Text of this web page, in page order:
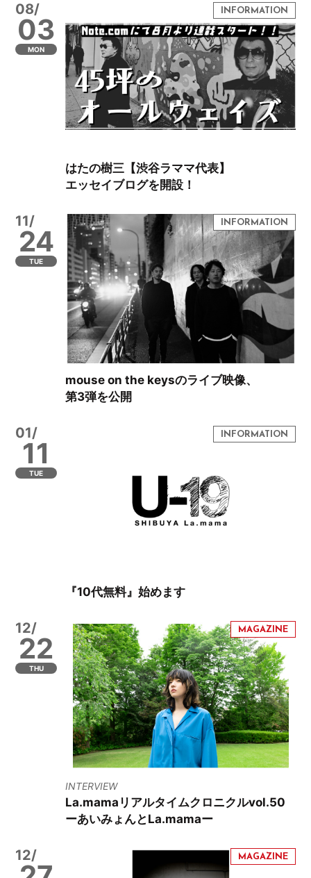
08/
03
MON
はたの樹三【渋谷ラママ代表】
エッセイブログを開設！
11/
24
TUE
mouse on the keysのライブ映像、
第3弾を公開
01/
11
TUE
『10代無料』始めます
12/
22
THU
INTERVIEW
La.mamaリアルタイムクロニクルvol.50
ーあいみょんとLa.mamaー
12/